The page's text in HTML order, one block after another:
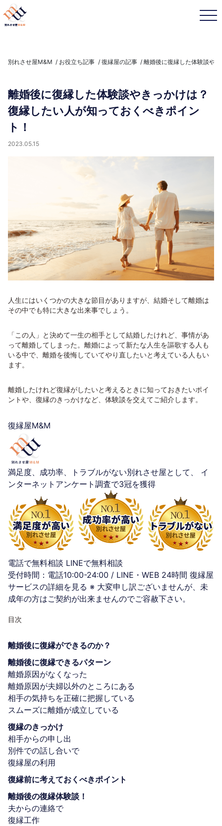
別れさせ屋M&M お役立ち記事 復縁屋の記事 離婚後に復縁した体験談や
離婚後に復縁した体験談やきっかけは？
復縁したい人が知っておくべきポイン
ト！
2023.05.15
人生にはいくつかの大きな節目がありますが、結婚そして離婚は
その中でも特に大きな出来事でしょう。
「この人」と決めて一生の相手として結婚したけれど、事情があ
って離婚してしまった。離婚によって新たな人生を謳歌する人も
いる中で、離婚を後悔していてやり直したいと考えている人もい
ます。
離婚したけれど復縁がしたいと考えるときに知っておきたいポイ
ントや、復縁のきっかけなど、体験談を交えてご紹介します。
復縁屋M&M
満足度、成功率、トラブルがない別れさせ屋として、
イ
ンターネットアンケート調査で3冠を獲得
電話で無料相談 LINEで無料相談
受付時間：電話10:00-24:00 / LINE・WEB 24時間 復縁屋
サービスの詳細を見る ※ 大変申し訳ございませんが、未
成年の方はご契約が出来ませんのでご容赦下さい。
目次
離婚後に復縁ができるのか？
離婚後に復縁できるパターン
離婚原因がなくなった
離婚原因が夫婦以外のところにある
相手の気持ちを正確に把握している
スムーズに離婚が成立している
復縁のきっかけ
相手からの申し出
別件での話し合いで
復縁屋の利用
復縁前に考えておくべきポイント
離婚後の復縁体験談！
夫からの連絡で
復縁工作